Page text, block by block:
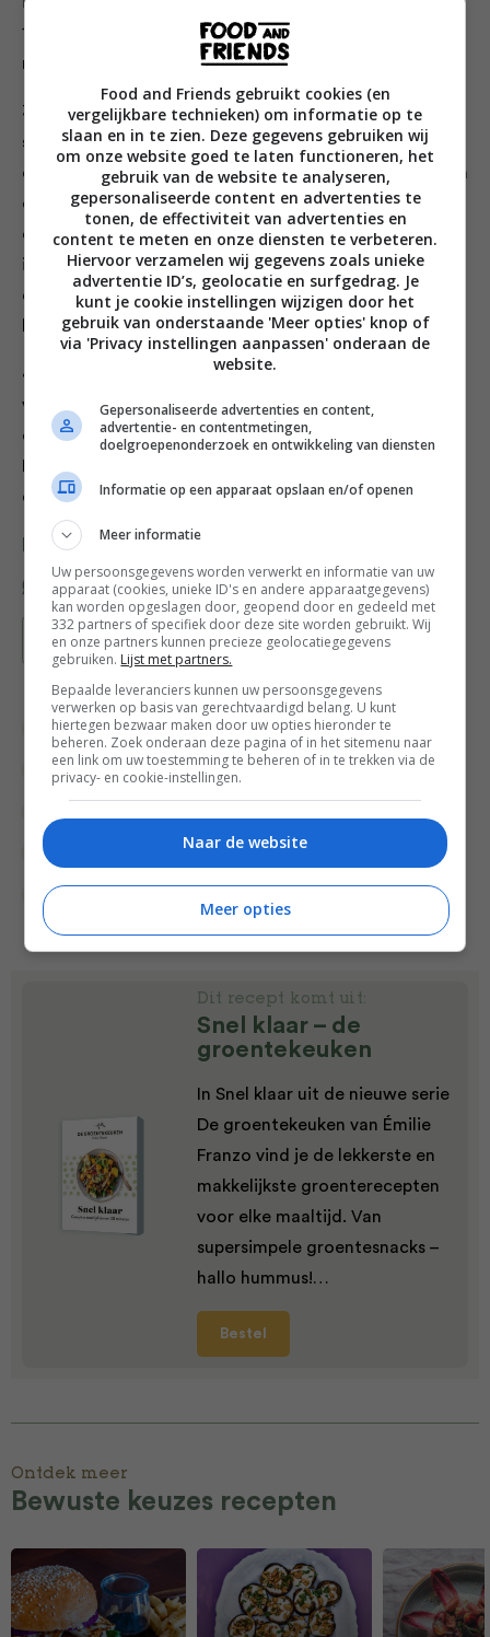
100 ml ahornsiroop toe en laat de ui daarin 6 tot 8
minuten karamelliseren.
3. Maak intussen de kastanjechampignons schoon en
snijd ze in plakken. Meng in een kom de sojasaus, 1
eetlepel ahornsiroop, 2 eetlepels olijfolie, de ciderazijn
en het gerookte-paprikapoeder. Hussel de
champignons door dit sausje en bak ze dan 8 minuten
in een koekenpan op matig-hoog vuur. Keer de
champignons na 4 minuten om en schep de rest van
het sausje erover.
4. Leg de hotdogbroodjes 2 minuten onder de grill en
verdeel er dan de gekaramelliseerde ui en de
champignons en wat rode paprika en lente-uitjes over.
de grof gehakte bladpeterselie.
Deel dit recept
Bewaar recept
Bewuste keuzes Gangen
Groente recepten Hoofdgerecht
Recepten
Vegetarische recepten
Dit recept komt uit:
Snel klaar – de
groentekeuken
In Snel klaar uit de nieuwe serie
De groentekeuken van Émilie
Franzo vind je de lekkerste en
makkelijkste groenterecepten
voor elke maaltijd. Van
supersimpele groentesnacks –
hallo hummus!…
Bestel
Ontdek meer
Bewuste keuzes recepten
Food and Friends gebruikt cookies (en
vergelijkbare technieken) om informatie op te
slaan en in te zien. Deze gegevens gebruiken wij
om onze website goed te laten functioneren, het
gebruik van de website te analyseren,
gepersonaliseerde content en advertenties te
tonen, de effectiviteit van advertenties en
content te meten en onze diensten te verbeteren.
Hiervoor verzamelen wij gegevens zoals unieke
advertentie ID’s, geolocatie en surfgedrag. Je
kunt je cookie instellingen wijzigen door het
gebruik van onderstaande 'Meer opties' knop of
via 'Privacy instellingen aanpassen' onderaan de
website.
Gepersonaliseerde advertenties en content,
advertentie- en contentmetingen,
doelgroepenonderzoek en ontwikkeling van diensten
Informatie op een apparaat opslaan en/of openen
Meer informatie
Uw persoonsgegevens worden verwerkt en informatie van uw
apparaat (cookies, unieke ID's en andere apparaatgegevens)
kan worden opgeslagen door, geopend door en gedeeld met
332 partners of specifiek door deze site worden gebruikt. Wij
en onze partners kunnen precieze geolocatiegegevens
gebruiken. Lijst met partners.
Bepaalde leveranciers kunnen uw persoonsgegevens
verwerken op basis van gerechtvaardigd belang. U kunt
hiertegen bezwaar maken door uw opties hieronder te
beheren. Zoek onderaan deze pagina of in het sitemenu naar
een link om uw toestemming te beheren of in te trekken via de
privacy- en cookie-instellingen.
Naar de website
Meer opties